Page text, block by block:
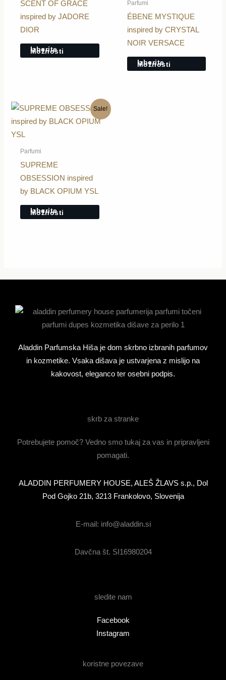
SCENT OF GRACE
inspired by JADORE
DIOR
Izberite
Možnosti
Možnosti
Parfumi
ÉBENE MYSTIQUE
inspired by CRYSTAL
NOIR VERSACE
Izberite
Možnosti
Sale!
Parfumi
SUPREME
OBSESSION inspired
by BLACK OPIUM YSL
Izberite
Možnosti
Ta
izdelek
Aladdin Parfumska Hiša je dom skrbno izbranih parfumov
in kozmetike. Vsaka dišava je ustvarjena z mislijo na
kakovost, eleganco ter osebni podpis.
skrb za stranke
Potrebujete pomoč? Vedno smo tukaj za vas in pripravljeni
pomagati.
ALADDIN PERFUMERY HOUSE, ALEŠ ŽLAVS s.p., Dol
Pod Gojko 21b, 3213 Frankolovo, Slovenija
E-mail: info@aladdin.si
Davčna št. SI16980204
sledite nam
Facebook
Instagram
koristne povezave